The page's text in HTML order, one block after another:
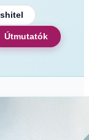
Útmutatók